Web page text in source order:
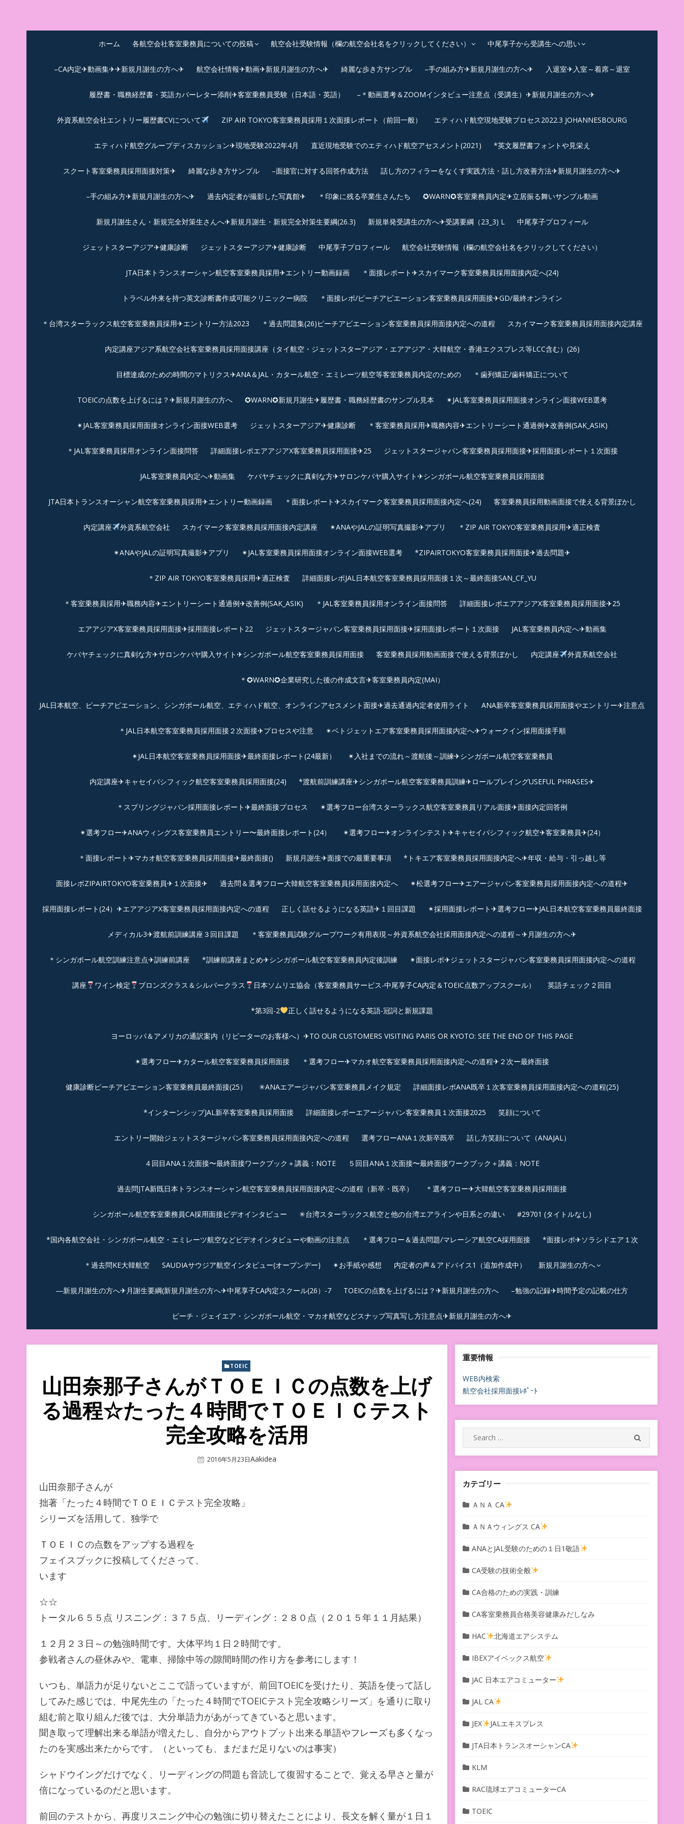
中尾享子CA内定&TOEIC点数UPｽｸｰﾙ
ホーム
各航空会社客室乗務員についての投稿 航空会社受験情報（欄の航空会社名をクリックしてください） 中尾享子から受講生への思い
–CA内定✈動画集✈✈新規月謝生の方へ✈ 航空会社情報✈動画✈新規月謝生の方へ✈ 綺麗な歩き方サンプル –手の組み方✈新規月謝生の方へ✈ 入退室✈入室～着席～退室
履歴書・職務経歴書・英語カバーレター添削✈客室乗務員受験（日本語・英語） –＊動画選考＆ZOOMインタビュー注意点（受講生）✈新規月謝生の方へ✈
外資系航空会社エントリー履歴書CVについて ZIP AIR TOKYO客室乗務員採用１次面接レポート（前回一般） エティハド航空現地受験プロセス2022.3 JOHANNESBOURG
エティハド航空グループディスカッション✈︎現地受験2022年4月 直近現地受験でのエティハド航空アセスメント(2021) *英文履歴書フォントや見栄え
スクート客室乗務員採用面接対策✈︎ 綺麗な歩き方サンプル –面接官に対する回答作成方法 話し方のフィラーをなくす実践方法・話し方改善方法✈新規月謝生の方へ✈
–手の組み方✈新規月謝生の方へ✈ 過去内定者が撮影した写真館✈ ＊印象に残る卒業生さんたち ✪WARN✪客室乗務員内定✈立居振る舞いサンプル動画
新規月謝生さん・新規完全対策生さんへ✈新規月謝生・新規完全対策生要綱(26.3) 新規単発受講生の方へ✈受講要綱（23_3) L 中尾享子プロフィール
ジェットスターアジア✈︎健康診断 ジェットスターアジア✈︎健康診断 中尾享子プロフィール 航空会社受験情報（欄の航空会社名をクリックしてください）
JTA日本トランスオーシャン航空客室乗務員採用✈エントリー動画録画 ＊面接レポート✈スカイマーク客室乗務員採用面接内定へ(24)
トラベル外来を持つ英文診断書作成可能クリニックー病院 ＊面接レポ/ピーチアビエーション客室乗務員採用面接✈GD/最終オンライン
＊台湾スターラックス航空客室乗務員採用✈エントリー方法2023 ＊過去問題集(26)ピーチアビエーション客室乗務員採用面接内定への道程 スカイマーク客室乗務員採用面接内定講座
内定講座アジア系航空会社客室乗務員採用面接講座（タイ航空・ジェットスターアジア・エアアジア・大韓航空・香港エクスプレス等LCC含む）(26)
目標達成のための時間のマトリクス✈ANA＆JAL・カタール航空・エミレーツ航空等客室乗務員内定のための ＊歯列矯正/歯科矯正について
TOEICの点数を上げるには？✈新規月謝生の方へ ✪WARN✪新規月謝生✈履歴書・職務経歴書のサンプル見本 ✴︎JAL客室乗務員採用面接オンライン面接WEB選考
✴︎JAL客室乗務員採用面接オンライン面接WEB選考 ジェットスターアジア✈︎健康診断 ＊客室乗務員採用✈職務内容✈エントリーシート通過例✈改善例(SAK_ASIK)
＊JAL客室乗務員採用オンライン面接問答 詳細面接レポエアアジアX客室乗務員採用面接✈25 ジェットスタージャパン客室乗務員採用面接✈採用面接レポート１次面接
JAL客室乗務員内定へ✈動画集 ケバヤチェックに真剣な方✈サロンケバヤ購入サイト✈シンガポール航空客室乗務員採用面接
JTA日本トランスオーシャン航空客室乗務員採用✈エントリー動画録画 ＊面接レポート✈スカイマーク客室乗務員採用面接内定へ(24) 客室乗務員採用動画面接で使える背景ぼかし
内定講座 外資系航空会社 スカイマーク客室乗務員採用面接内定講座 ✴︎ANAやJALの証明写真撮影✈︎アプリ ＊ZIP AIR TOKYO客室乗務員採用✈適正検査
✴︎ANAやJALの証明写真撮影✈︎アプリ ✴︎JAL客室乗務員採用面接オンライン面接WEB選考 *ZIPAIRTOKYO客室乗務員採用面接✈過去問題✈︎
＊ZIP AIR TOKYO客室乗務員採用✈適正検査 詳細面接レポJAL日本航空客室乗務員採用面接１次～最終面接SAN_CF_YU
＊客室乗務員採用✈職務内容✈エントリーシート通過例✈改善例(SAK_ASIK) ＊JAL客室乗務員採用オンライン面接問答 詳細面接レポエアアジアX客室乗務員採用面接✈25
エアアジアX客室乗務員採用面接✈︎採用面接レポート22 ジェットスタージャパン客室乗務員採用面接✈採用面接レポート１次面接 JAL客室乗務員内定へ✈動画集
ケバヤチェックに真剣な方✈サロンケバヤ購入サイト✈シンガポール航空客室乗務員採用面接 客室乗務員採用動画面接で使える背景ぼかし 内定講座 外資系航空会社
＊✪WARN✪企業研究した後の作成文言✈客室乗務員内定(MAI）
JAL日本航空、ピーチアビエーション、シンガポール航空、エティハド航空、オンラインアセスメント面接✈︎過去通過内定者使用ライト ANA新卒客室乗務員採用面接やエントリー✈注意点
＊JAL日本航空客室乗務員採用面接２次面接✈プロセスや注意 ✴︎ベトジェットエア客室乗務員採用面接内定へ✈︎ウォークイン採用面接手順
✴︎JAL日本航空客室乗務員採用面接✈最終面接レポート(24最新） ✴︎入社までの流れ～渡航後～訓練✈シンガポール航空客室乗務員
内定講座✈キャセイパシフィック航空客室乗務員採用面接(24) *渡航前訓練講座✈シンガポール航空客室乗務員訓練✈ロールプレイングUSEFUL PHRASES✈
＊スプリングジャパン採用面接レポート✈最終面接プロセス ✴︎選考フロー台湾スターラックス航空客室乗務員リアル面接✈︎面接内定回答例
✴︎選考フロー✈︎ANAウィングス客室乗務員エントリー〜最終面接レポート(24） ✴︎選考フロー✈オンラインテスト✈キャセイパシフィック航空✈︎客室乗務員✈(24）
＊面接レポート✈マカオ航空客室乗務員採用面接✈最終面接() 新規月謝生✈面接での最重要事項 *トキエア客室乗務員採用面接内定へ✈年収・給与・引っ越し等
面接レポZIPAIRTOKYO客室乗務員✈１次面接✈ 過去問＆選考フロー大韓航空客室乗務員採用面接内定へ ✴︎松選考フロー✈︎エアージャパン客室乗務員採用面接内定への道程✈︎
採用面接レポート(24）✈エアアジアX客室乗務員採用面接内定への道程 正しく話せるようになる英語✈１回目課題 ✴︎採用面接レポート✈︎選考フロー✈︎JAL日本航空客室乗務員最終面接
メディカル3✈渡航前訓練講座３回目課題 ＊客室乗務員試験グループワーク有用表現～外資系航空会社採用面接内定への道程～✈月謝生の方へ✈
＊シンガポール航空訓練注意点✈訓練前講座 *訓練前講座まとめ✈シンガポール航空客室乗務員内定後訓練 ✴︎面接レポ✈ジェットスタージャパン客室乗務員採用面接内定への道程
講座 ワイン検定 ブロンズクラス＆シルバークラス 日本ソムリエ協会（客室乗務員サービス-中尾享子CA内定＆TOEIC点数アップスクール） 英語チェック２回目
*第3回-2 正しく話せるようになる英語-冠詞と新規課題
ヨーロッパ＆アメリカの通訳案内（リピーターのお客様へ）✈TO OUR CUSTOMERS VISITING PARIS OR KYOTO: SEE THE END OF THIS PAGE
✴︎選考フロー✈カタール航空客室乗務員採用面接 ＊選考フロー✈マカオ航空客室乗務員採用面接内定への道程✈２次ー最終面接
健康診断ピーチアビエーション客室乗務員最終面接(25） ✳︎ANAエアージャパン客室乗務員メイク規定 詳細面接レポANA既卒１次客室乗務員採用面接内定への道程(25)
*インターンシップJAL新卒客室乗務員採用面接 詳細面接レポーエアージャパン客室乗務員１次面接2025 笑顔について
エントリー開始ジェットスタージャパン客室乗務員採用面接内定への道程 選考フローANA１次新卒既卒 話し方笑顔について（ANAJAL）
４回目ANA１次面接〜最終面接ワークブック＋講義：NOTE ５回目ANA１次面接〜最終面接ワークブック＋講義：NOTE
過去問JTA新既日本トランスオーシャン航空客室乗務員採用面接内定への道程（新卒・既卒） ＊選考フロー✈大韓航空客室乗務員採用面接
シンガポール航空客室乗務員CA採用面接ビデオインタビュー ✳︎台湾スターラックス航空と他の台湾エアラインや日系との違い #29701 (タイトルなし)
*国内各航空会社・シンガポール航空・エミレーツ航空などビデオインタビューや動画の注意点 ＊選考フロー＆過去問題/マレーシア航空CA採用面接 *面接レポ✈ソラシドエア１次
＊過去問KE大韓航空 SAUDIAサウジア航空インタビュー(オープンデー) ✴︎お手紙や感想 内定者の声＆アドバイス1（追加作成中） 新規月謝生の方へ
―新規月謝生の方へ✈月謝生要綱(新規月謝生の方へ✈中尾享子CA内定スクール(26）-7 TOEICの点数を上げるには？✈新規月謝生の方へ –勉強の記録✈時間予定の記載の仕方
ピーチ・ジェイエア・シンガポール航空・マカオ航空などスナップ写真写し方注意点✈新規月謝生の方へ✈
TOEIC
山田奈那子さんがＴＯＥＩＣの点数を上げ
る過程☆たった４時間でＴＯＥＩＣテスト
完全攻略を活用
Posted
2016年5月23日Author
Aakidea
山田奈那子さんが
拙著「たった４時間でＴＯＥＩＣテスト完全攻略」
シリーズを活用して、独学で
ＴＯＥＩＣの点数をアップする過程を
フェイスブックに投稿してくださって、
います
☆☆
トータル６５５点 リスニング：３７５点、リーディング：２８０点（２０１５年１１月結果）
１２月２３日～の勉強時間です。大体平均１日２時間です。
参戦者さんの昼休みや、電車、掃除中等の隙間時間の作り方を参考にします！
いつも、単語力が足りないとここで語っていますが、前回TOEICを受けたり、英語を使って話し
してみた感じでは、中尾先生の「たった４時間でTOEICテスト完全攻略シリーズ」を通りに取り
組む前と取り組んだ後では、大分単語力があがってきていると思います。
聞き取って理解出来る単語が増えたし、自分からアウトプット出来る単語やフレーズも多くなっ
たのを実感出来たからです。（といっても、まだまだ足りないのは事実）
シャドウイングだけでなく、リーディングの問題も音読して復習することで、覚える早さと量が
倍になっているのだと思います。
前回のテストから、再度リスニング中心の勉強に切り替えたことにより、長文を解く量が１日１
重要情報
WEB内検索
航空会社採用面接ﾚﾎﾟｰﾄ
Search
for:
カテゴリー
ＡＮＡ CA
ＡＮＡウィングス CA
ANAとJAL受験のための１日1敬語
CA受験の技術全般
CA合格のための実践・訓練
CA客室乗務員合格美容健康みだしなみ
HAC 北海道エアシステム
IBEXアイベックス航空
JAC 日本エアコミューター
JAL CA
JEX JALエキスプレス
JTA日本トランスオーシャンCA
KLM
RAC琉球エアコミューターCA
TOEIC